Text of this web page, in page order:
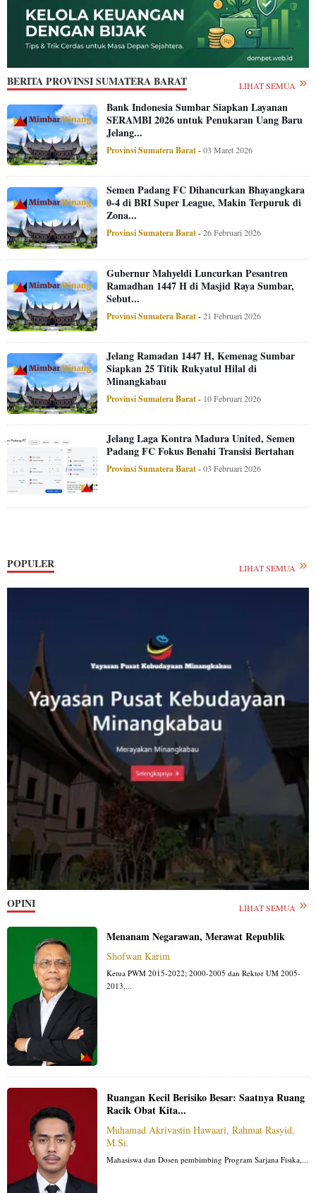
BERITA PROVINSI SUMATERA BARAT LIHAT SEMUA
Bank Indonesia Sumbar Siapkan Layanan
SERAMBI 2026 untuk Penukaran Uang Baru
Jelang...
Provinsi Sumatera Barat-03 Maret 2026
Semen Padang FC Dihancurkan Bhayangkara
0-4 di BRI Super League, Makin Terpuruk di
Zona...
Provinsi Sumatera Barat-26 Februari 2026
Gubernur Mahyeldi Luncurkan Pesantren
Ramadhan 1447 H di Masjid Raya Sumbar,
Sebut...
Provinsi Sumatera Barat-21 Februari 2026
Jelang Ramadan 1447 H, Kemenag Sumbar
Siapkan 25 Titik Rukyatul Hilal di
Minangkabau
Provinsi Sumatera Barat- 10 Februari 2026
Jelang Laga Kontra Madura United, Semen
Padang FC Fokus Benahi Transisi Bertahan
Provinsi Sumatera Barat-03 Februari 2026
POPULER LIHAT SEMUA
OPINI LIHAT SEMUA
Menanam Negarawan, Merawat Republik
Shofwan Karim
Ketua PWM 2015-2022; 2000-2005 dan Rektor UM 2005-
2013,...
Ruangan Kecil Berisiko Besar: Saatnya Ruang
Racik Obat Kita...
Muhamad Akrivastin Hawaari, Rahmat Rasyid,
M.Si.
Mahasiswa dan Dosen pembimbing Program Sarjana Fisika,...